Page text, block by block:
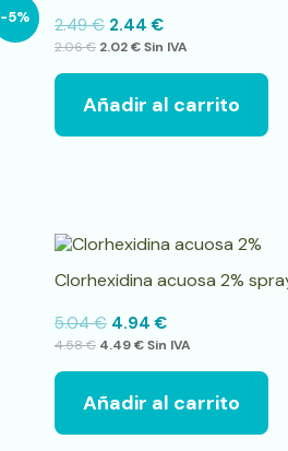
-5% 2.49€ 2.44€
2.06€ 2.02€Sin IVA
Añadir al carrito
Clorhexidina acuosa 2%
5.04€ 4.94€
4.58€ 4.49€Sin IVA
Añadir al carrito